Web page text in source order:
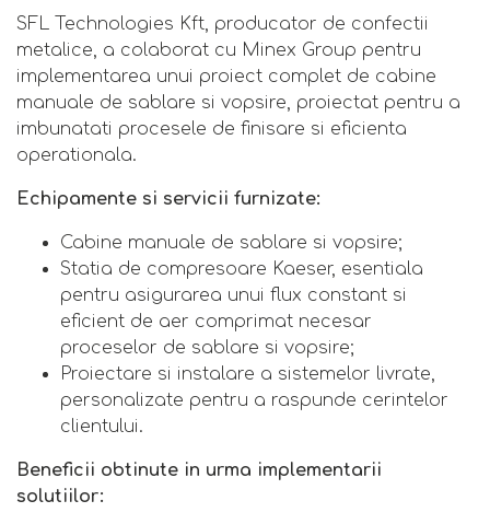
SFL Technologies Kft, producator de confectii
metalice, a colaborat cu Minex Group pentru
implementarea unui proiect complet de cabine
manuale de sablare si vopsire, proiectat pentru a
imbunatati procesele de finisare si eficienta
operationala.
Echipamente si servicii furnizate:
Cabine manuale de sablare si vopsire;
Statia de compresoare Kaeser, esentiala
pentru asigurarea unui flux constant si
eficient de aer comprimat necesar
proceselor de sablare si vopsire;
Proiectare si instalare a sistemelor livrate,
personalizate pentru a raspunde cerintelor
clientului.
Beneficii obtinute in urma implementarii
solutiilor: